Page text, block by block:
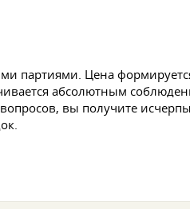
партиями. Цена
абсолютным
вы получите